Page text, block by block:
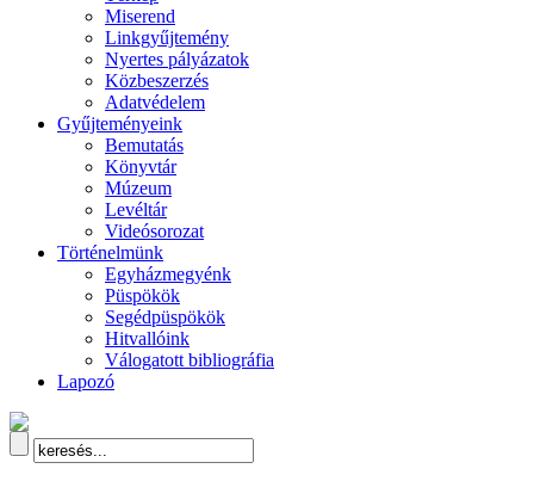
Miserend
Linkgyűjtemény
Nyertes pályázatok
Közbeszerzés
Adatvédelem
Gyűjteményeink
Bemutatás
Könyvtár
Múzeum
Levéltár
Videósorozat
Történelmünk
Egyházmegyénk
Püspökök
Segédpüspökök
Hitvallóink
Válogatott bibliográfia
Lapozó